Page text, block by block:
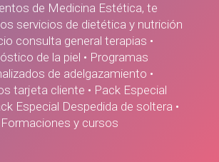
de Medicina Estética, te
servicios de dietética y nutrición
consulta general terapias •
de la piel • Programas
de adelgazamiento •
tarjeta cliente • Pack Especial
Especial Despedida de soltera •
Formaciones y cursos